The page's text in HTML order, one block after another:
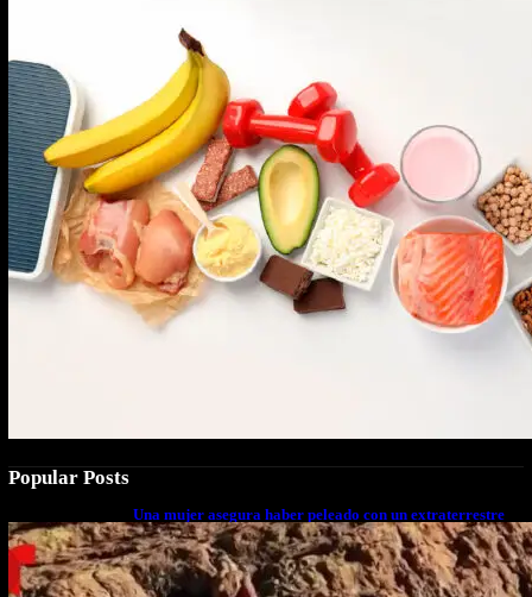
Popular Posts
Una mujer asegura haber peleado con un extraterrestre
cuerpo a cuerpo